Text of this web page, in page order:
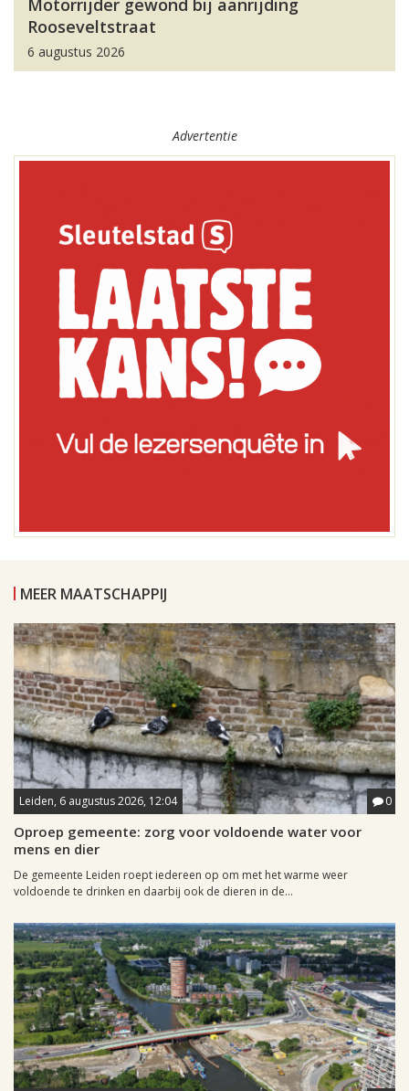
Motorrijder gewond bij aanrijding
Rooseveltstraat
6 augustus 2026
Advertentie
MEER MAATSCHAPPIJ
Leiden, 6 augustus 2026, 12:04 0
Oproep gemeente: zorg voor voldoende water voor
mens en dier
De gemeente Leiden roept iedereen op om met het warme weer
voldoende te drinken en daarbij ook de dieren in de...